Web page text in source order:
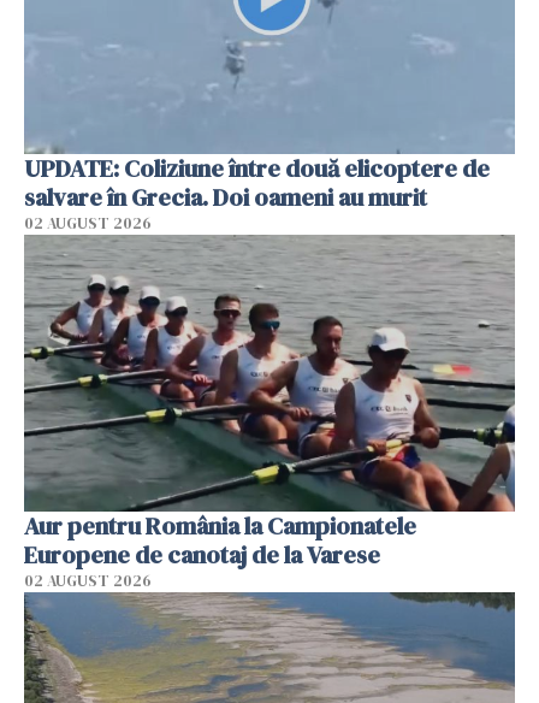
UPDATE: Coliziune între două elicoptere de
salvare în Grecia. Doi oameni au murit
02 AUGUST 2026
Aur pentru România la Campionatele
Europene de canotaj de la Varese
02 AUGUST 2026